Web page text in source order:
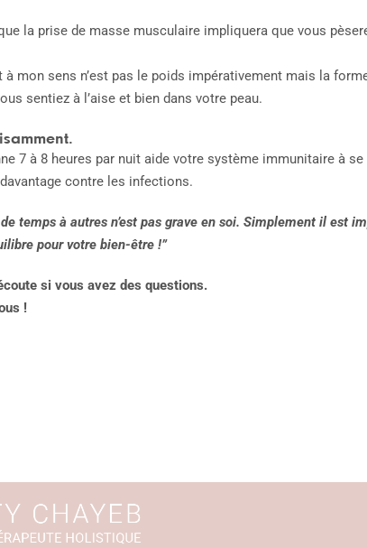
la prise de masse musculaire impliquera que vous
à mon sens n’est pas le poids impérativement mais la
sentiez à l’aise et bien dans votre peau.
7 à 8 heures par nuit aide votre système immunitaire à
contre les infections.
temps à autres n’est pas grave en soi. Simplement il est
pour votre bien-être !”
si vous avez des questions.
!